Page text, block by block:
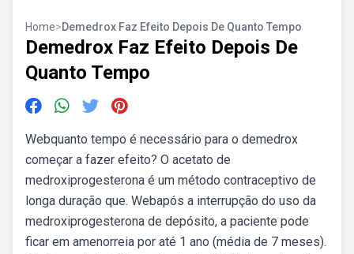
Home>Demedrox Faz Efeito Depois De Quanto Tempo
Demedrox Faz Efeito Depois De
Quanto Tempo
Webquanto tempo é necessário para o demedrox
começar a fazer efeito? O acetato de
medroxiprogesterona é um método contraceptivo de
longa duração que. Webapós a interrupção do uso da
medroxiprogesterona de depósito, a paciente pode
ficar em amenorreia por até 1 ano (média de 7 meses).